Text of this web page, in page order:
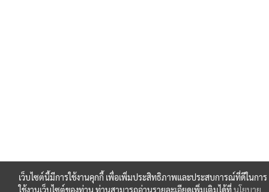
เว็บไซต์นี้มีการใช้งานคุกกี้ เพื่อเพิ่มประสิทธิภาพและประสบการณ์ที่ดีในการ
ใช้งานเว็บไซต์ของท่าน ท่านสามารถอ่านรายละเอียดเพิ่มเติมได้ที่นโยบาย